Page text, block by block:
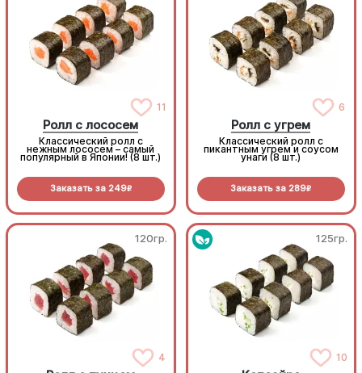
11
Ролл с лососем
Классический ролл с
нежным лососем – самый
популярный в Японии! (8 шт.)
Заказать за 249R
6
Ролл с угрем
Классический ролл с
пикантным угрем и соусом
унаги (8 шт.)
Заказать за 289R
120гр.
4
125гр.
10